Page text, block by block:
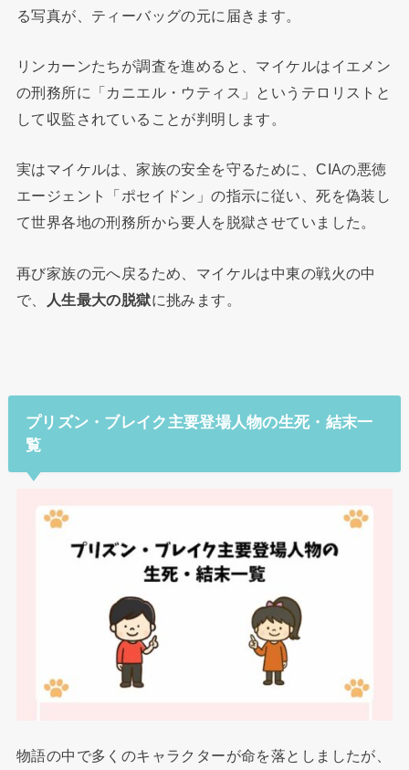
る写真が、ティーバッグの元に届きます。
リンカーンたちが調査を進めると、マイケルはイエメン
の刑務所に「カニエル・ウティス」というテロリストと
して収監されていることが判明します。
実はマイケルは、家族の安全を守るために、CIAの悪徳
エージェント「ポセイドン」の指示に従い、死を偽装し
て世界各地の刑務所から要人を脱獄させていました。
再び家族の元へ戻るため、マイケルは中東の戦火の中
で、
人生最大の脱獄に挑みます。
プリズン・ブレイク主要登場人物の生死・結末一
覧
物語の中で多くのキャラクターが命を落としましたが、